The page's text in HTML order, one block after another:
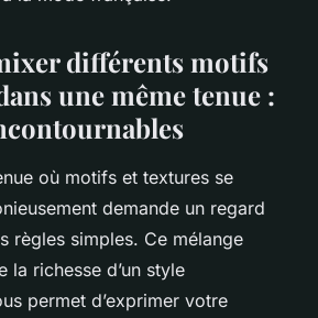
différents motifs
une même tenue :
où motifs et textures se
demande un regard
règles simples. Ce mélange
la richesse d’un style
permet d’exprimer votre